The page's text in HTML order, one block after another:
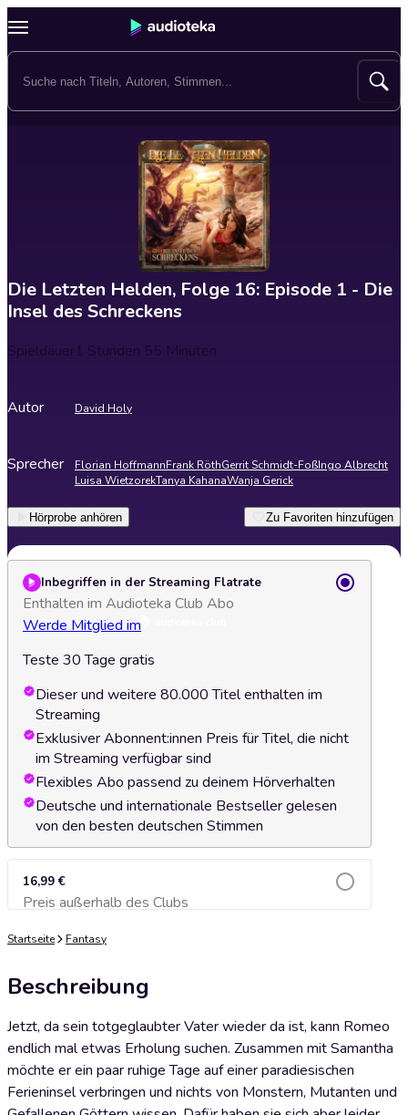
Die Letzten Helden, Folge 16: Episode 1 - Die
Insel des Schreckens
Spieldauer1 Stunden 55 Minuten
Autor David Holy
Sprecher Florian HoffmannFrank RöthGerrit Schmidt-FoßIngo Albrecht
Luisa WietzorekTanya KahanaWanja Gerick
Hörprobe anhören Zu Favoriten hinzufügen
Inbegriffen in der Streaming Flatrate
Enthalten im Audioteka Club Abo
Werde Mitglied im
Teste 30 Tage gratis
Dieser und weitere 80.000 Titel enthalten im
Streaming
Exklusiver Abonnent:innen Preis für Titel, die nicht
im Streaming verfügbar sind
Flexibles Abo passend zu deinem Hörverhalten
Deutsche und internationale Bestseller gelesen
von den besten deutschen Stimmen
16,99 €
Preis außerhalb des ClubsZum Warenkorb hinzufügen
Startseite Fantasy
Beschreibung
Jetzt, da sein totgeglaubter Vater wieder da ist, kann Romeo
endlich mal etwas Erholung suchen. Zusammen mit Samantha
möchte er ein paar ruhige Tage auf einer paradiesischen
Ferieninsel verbringen und nichts von Monstern, Mutanten und